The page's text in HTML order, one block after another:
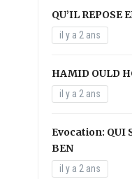
QU’IL REPOSE
il y a 2 ans
HAMID OULD
il y a 2 ans
Evocation: QUI
BEN
il y a 2 ans